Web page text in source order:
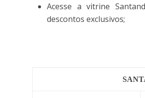
Acesse a vitrine
descontos exclusivos;